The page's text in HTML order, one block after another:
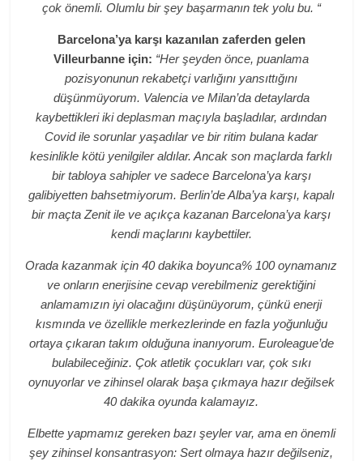
çok önemli. Olumlu bir şey başarmanın tek yolu bu. “
Barcelona’ya karşı kazanılan zaferden gelen
Villeurbanne için: “Her şeyden önce, puanlama
pozisyonunun rekabetçi varlığını yansıttığını
düşünmüyorum. Valencia ve Milan’da detaylarda
kaybettikleri iki deplasman maçıyla başladılar, ardından
Covid ile sorunlar yaşadılar ve bir ritim bulana kadar
kesinlikle kötü yenilgiler aldılar. Ancak son maçlarda farklı
bir tabloya sahipler ve sadece Barcelona’ya karşı
galibiyetten bahsetmiyorum. Berlin’de Alba’ya karşı, kapalı
bir maçta Zenit ile ve açıkça kazanan Barcelona’ya karşı
kendi maçlarını kaybettiler.
Orada kazanmak için 40 dakika boyunca% 100 oynamanız
ve onların enerjisine cevap verebilmeniz gerektiğini
anlamamızın iyi olacağını düşünüyorum, çünkü enerji
kısmında ve özellikle merkezlerinde en fazla yoğunluğu
ortaya çıkaran takım olduğuna inanıyorum. Euroleague’de
bulabileceğiniz. Çok atletik çocukları var, çok sıkı
oynuyorlar ve zihinsel olarak başa çıkmaya hazır değilsek
40 dakika oyunda kalamayız.
Elbette yapmamız gereken bazı şeyler var, ama en önemli
şey zihinsel konsantrasyon: Sert olmaya hazır değilseniz,